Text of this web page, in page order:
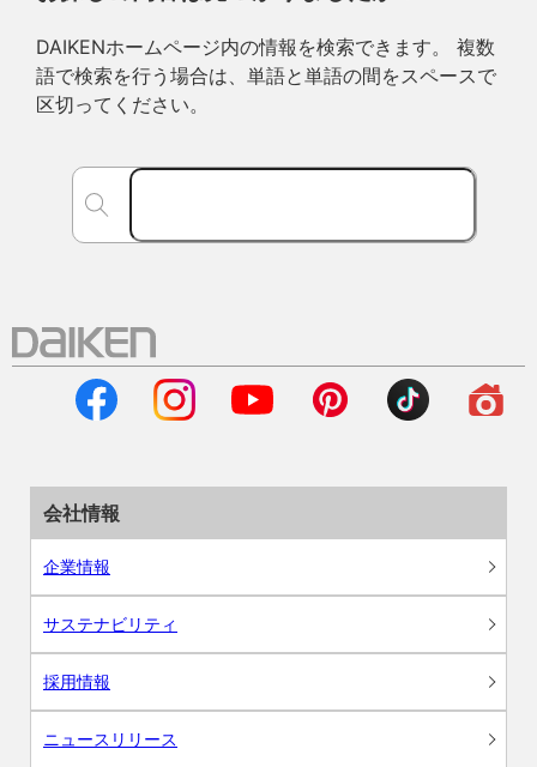
DAIKENホームページ内の情報を検索できます。 複数
語で検索を行う場合は、単語と単語の間をスペースで
区切ってください。
会社情報
企業情報
サステナビリティ
採用情報
ニュースリリース